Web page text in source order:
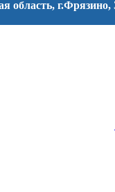
область, г.Фрязино,